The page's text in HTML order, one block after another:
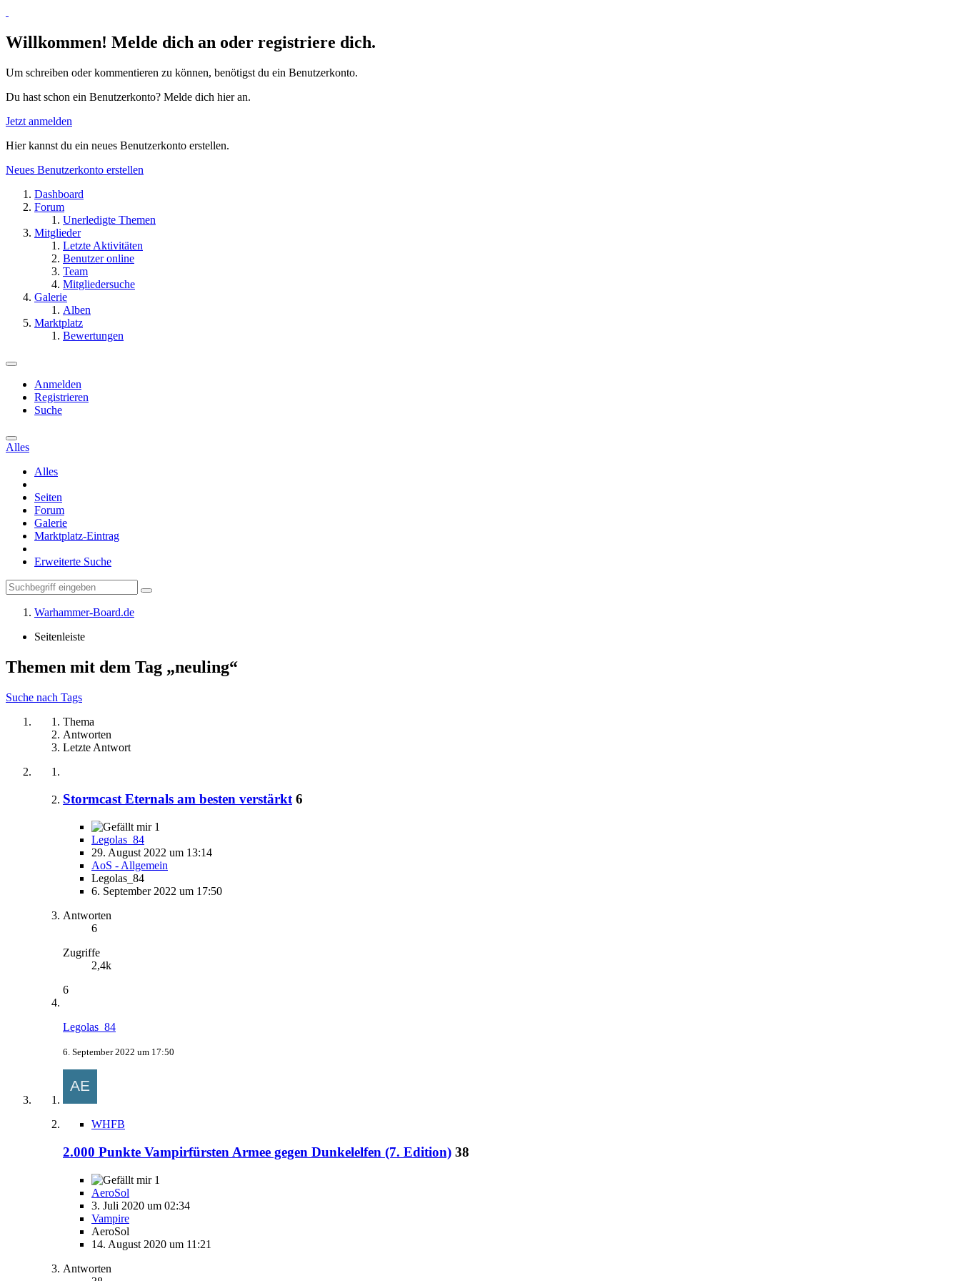
Willkommen! Melde dich an oder registriere dich.
Um schreiben oder kommentieren zu können, benötigst du ein Benutzerkonto.
Du hast schon ein Benutzerkonto? Melde dich hier an.
Jetzt anmelden
Hier kannst du ein neues Benutzerkonto erstellen.
Neues Benutzerkonto erstellen
Dashboard
Forum
Unerledigte Themen
Mitglieder
Letzte Aktivitäten
Benutzer online
Team
Mitgliedersuche
Galerie
Alben
Marktplatz
Bewertungen
Anmelden
Registrieren
Suche
Alles
Alles
Seiten
Forum
Galerie
Marktplatz-Eintrag
Erweiterte Suche
Warhammer-Board.de
Seitenleiste
Themen mit dem Tag „neuling“
Suche nach Tags
Thema
Antworten
Letzte Antwort
Stormcast Eternals am besten verstärkt 6
1
Legolas_84
29. August 2022 um 13:14
AoS - Allgemein
Legolas_84
6. September 2022 um 17:50
Antworten
6
Zugriffe
2,4k
6
Legolas_84
6. September 2022 um 17:50
WHFB
2.000 Punkte Vampirfürsten Armee gegen Dunkelelfen (7. Edition) 38
1
AeroSol
3. Juli 2020 um 02:34
Vampire
AeroSol
14. August 2020 um 11:21
Antworten